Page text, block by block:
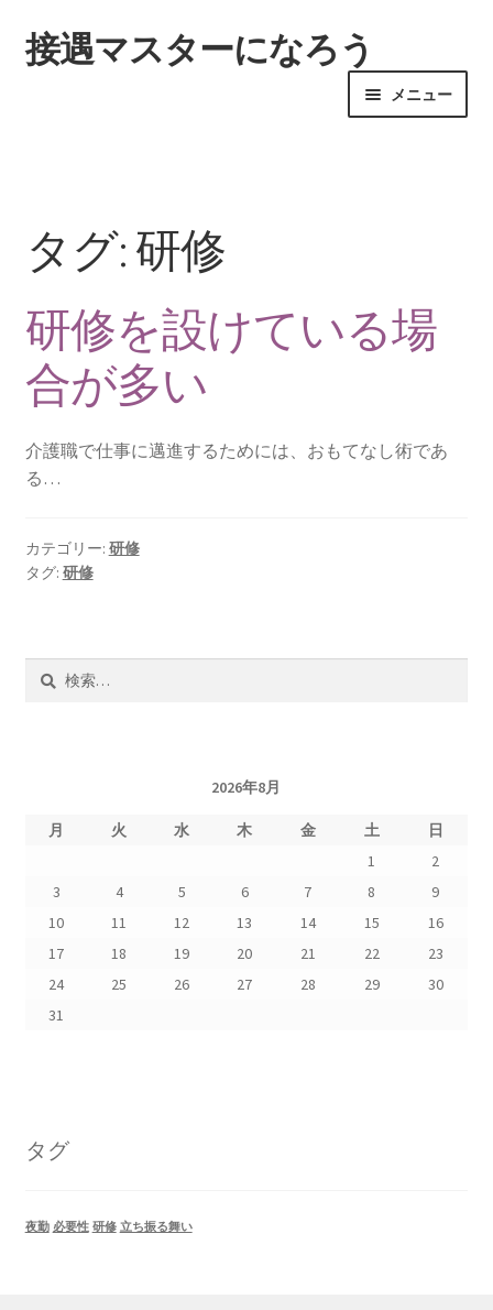
ナ
ビ
ス
ッ
プ
コ
ン
ッ
接遇マスターになろう
メニュー
忙しい夜勤時こそ気をつけたい接遇
立ち振る舞いと言葉遣いが大切
研修を設けている場合が多い
タグ:研修
研修を設けている場
合が多い
介護職で仕事に邁進するためには、おもてなし術であ
る…
カテゴリー: 研修
タグ: 研修
2026年8月
月 火 水 木 金 土
日
1
2
3
4 5 6 7 8
9
10
11 12 13 14 15
16
17
18 19 20 21 22
23
24
25 26 27 28 29
30
31
タグ
夜勤 必要性 研修 立ち振る舞い